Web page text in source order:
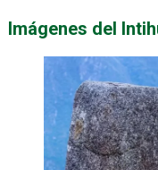
Imágenes del